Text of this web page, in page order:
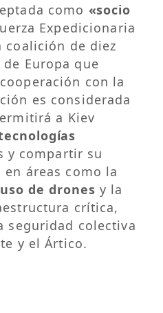
como «socio
Expedicionaria
coalición de diez
Europa que
con la
es considerada
a Kiev
y compartir su
áreas como la
de drones y la
crítica,
seguridad colectiva
y el Ártico.